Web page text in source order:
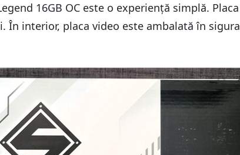
16GB OC este o experiență simplă.
În interior, placa video este ambalată în